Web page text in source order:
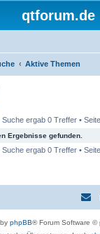
qtforum.de
Aktive Themen
Suche ergab 0 Treffer • Seite
Ergebnisse gefunden.
Suche ergab 0 Treffer • Seite
phpBB® Forum Software ©